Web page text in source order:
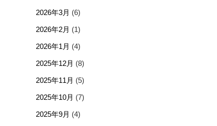
2026年3月 (6)
2026年2月 (1)
2026年1月 (4)
2025年12月 (8)
2025年11月 (5)
2025年10月 (7)
2025年9月 (4)